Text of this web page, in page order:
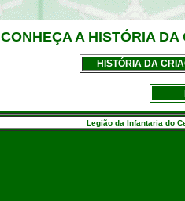
CONHEÇA A HISTÓRIA
HISTÓRIA DA
Legião da Infantaria do